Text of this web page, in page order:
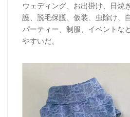
ウェディング、お出掛け、日焼
護、脱毛保護、仮装、虫除け、
パーティー、制服、イベントな
やすいだ。